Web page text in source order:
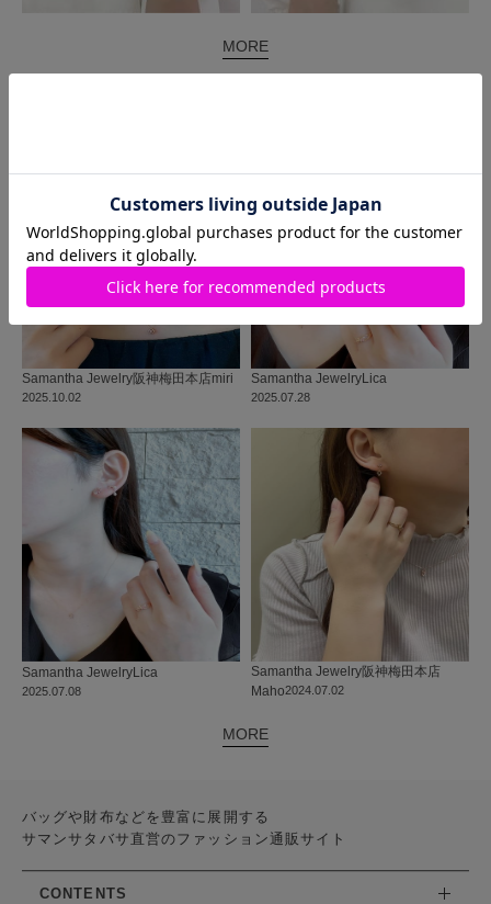
MORE
2025.10.02
Samantha Jewelry阪神梅田本店miri
2025.07.28
Samantha JewelryLica
2025.07.08
Samantha JewelryLica
2024.07.02
Samantha Jewelry阪神梅田本店
Maho
MORE
バッグや財布などを豊富に展開する
サマンサタバサ直営のファッション通販サイト
CONTENTS